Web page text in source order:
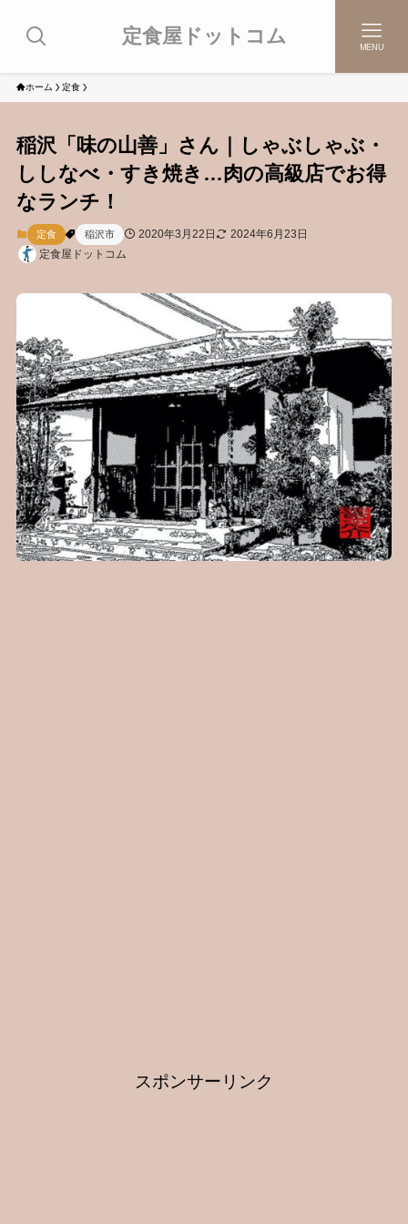
定食屋ドットコム MENU
ホーム 定食
稲沢「味の山善」さん｜しゃぶしゃぶ・
ししなべ・すき焼き…肉の高級店でお得
なランチ！
定食 稲沢市 2020年3月22日
2024年6月23日
定食屋ドットコム
スポンサーリンク